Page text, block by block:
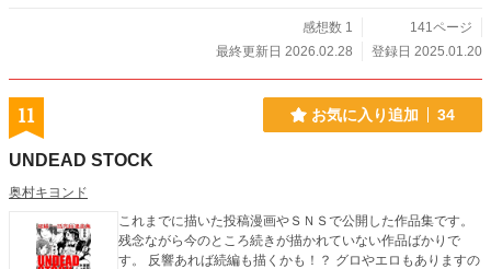
感想数 1
141ページ
最終更新日 2026.02.28
登録日 2025.01.20
11 お気に入り追加 34
UNDEAD STOCK
奥村キヨンド
これまでに描いた投稿漫画やＳＮＳで公開した作品集です。
残念ながら今のところ続きが描かれていない作品ばかりで
す。 反響あれば続編も描くかも！？ グロやエロもありますの